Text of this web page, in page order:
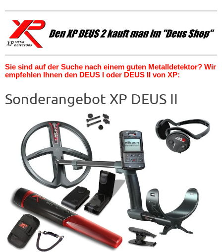
Sie sind auf der Suche nach einem guten Metalldetektor? Wir
empfehlen Ihnen den DEUS I oder DEUS II von XP:
Sonderangebot XP DEUS II